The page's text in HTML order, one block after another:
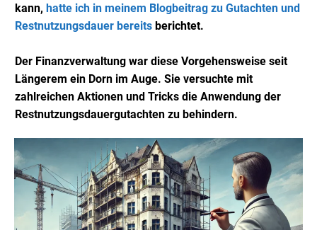
kann, hatte ich in meinem Blogbeitrag zu Gutachten und
Restnutzungsdauer bereits berichtet.
Der Finanzverwaltung war diese Vorgehensweise seit
Längerem ein Dorn im Auge. Sie versuchte mit
zahlreichen Aktionen und Tricks die Anwendung der
Restnutzungsdauergutachten zu behindern.